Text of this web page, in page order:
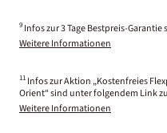
9 Infos zur 3 Tage Bestpreis-
Weitere Informationen
11 Infos zur Aktion „Kostenfreies
Orient“ sind unter folgendem Link
Weitere Informationen